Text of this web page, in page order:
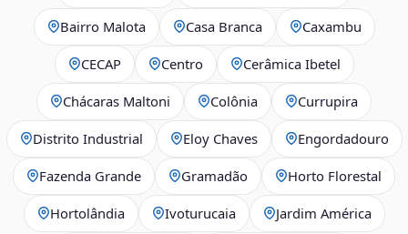
Bairro Malota Casa Branca Caxambu
CECAP Centro Cerâmica Ibetel
Chácaras Maltoni Colônia Currupira
Distrito Industrial Eloy Chaves Engordadouro
Fazenda Grande Gramadão Horto Florestal
Hortolândia Ivoturucaia Jardim América